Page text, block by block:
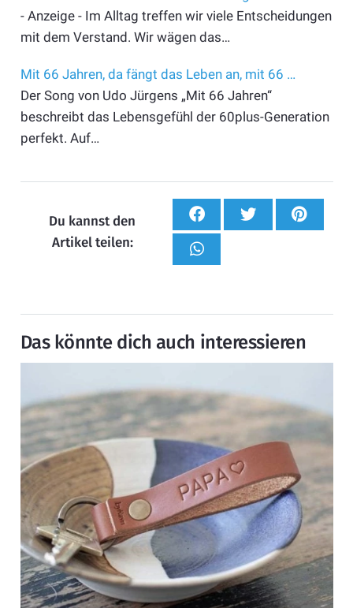
- Anzeige - Im Alltag treffen wir viele Entscheidungen
mit dem Verstand. Wir wägen das…
Mit 66 Jahren, da fängt das Leben an, mit 66 …
Der Song von Udo Jürgens „Mit 66 Jahren“
beschreibt das Lebensgefühl der 60plus-Generation
perfekt. Auf…
Du kannst den
Artikel teilen:
Das könnte dich auch interessieren